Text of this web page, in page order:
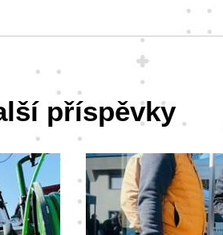
příspěvky